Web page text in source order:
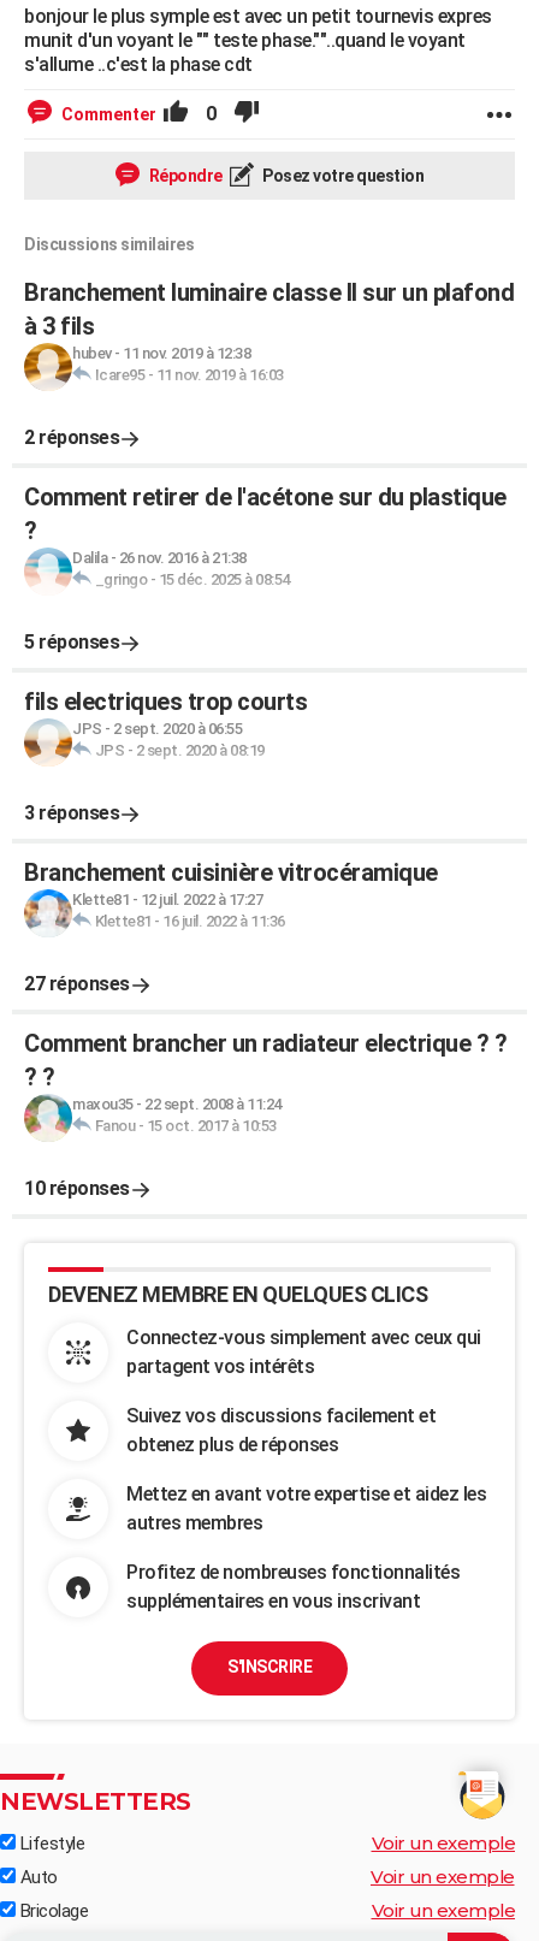
bonjour le plus symple est avec un petit tournevis expres
munit d'un voyant le "" teste phase.""..quand le voyant
s'allume ..c'est la phase cdt
Commenter 0
Répondre Posez votre question
Discussions similaires
Branchement luminaire classe II sur un plafond
à 3 fils
hubev- 11 nov. 2019 à 12:38
Icare95- 11 nov. 2019 à 16:03
2 réponses
Comment retirer de l'acétone sur du plastique
?
Dalila- 26 nov. 2016 à 21:38
_gringo- 15 déc. 2025 à 08:54
5 réponses
fils electriques trop courts
JPS - 2 sept. 2020 à 06:55
JPS - 2 sept. 2020 à 08:19
3 réponses
Branchement cuisinière vitrocéramique
Klette81 - 12 juil. 2022 à 17:27
Klette81 - 16 juil. 2022 à 11:36
27 réponses
Comment brancher un radiateur electrique ? ?
? ?
maxou35- 22 sept. 2008 à 11:24
Fanou- 15 oct. 2017 à 10:53
10 réponses
DEVENEZ MEMBRE EN QUELQUES CLICS
Connectez-vous simplement avec ceux qui
partagent vos intérêts
Suivez vos discussions facilement et
obtenez plus de réponses
Mettez en avant votre expertise et aidez les
autres membres
Profitez de nombreuses fonctionnalités
supplémentaires en vous inscrivant
S'INSCRIRE
NEWSLETTERS
Lifestyle Voir un exemple
Auto Voir un exemple
Bricolage Voir un exemple